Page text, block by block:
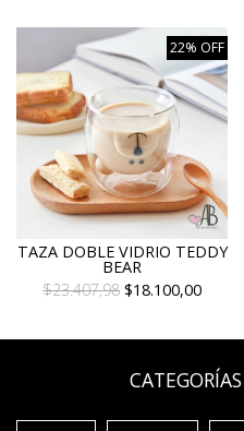
22% OFF
TAZA DOBLE VIDRIO TEDDY
BEAR
$23.407,98 $18.100,00